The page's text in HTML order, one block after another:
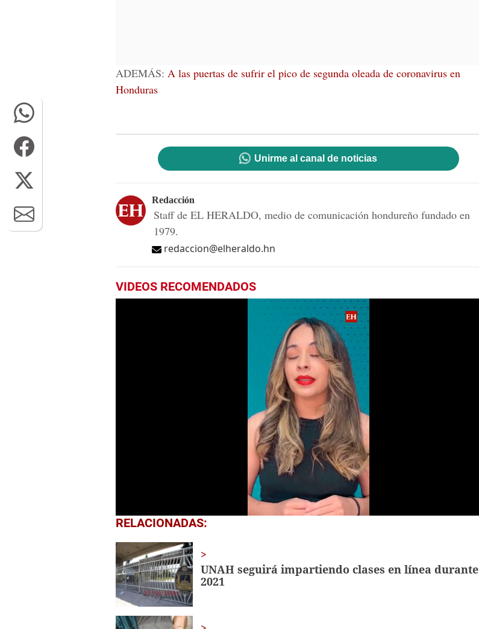
ADEMÁS: A las puertas de sufrir el pico de segunda oleada de coronavirus en
Honduras
Unirme al canal de noticias
Redacción
Staff de EL HERALDO, medio de comunicación hondureño fundado en
1979.
redaccion@elheraldo.hn
VIDEOS RECOMENDADOS
0
seconds
55
secondsVolume
0%
RELACIONADAS:
UNAH seguirá impartiendo clases en línea durante
2021